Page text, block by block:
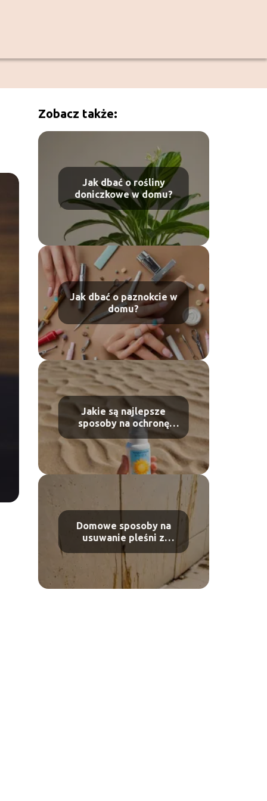
Zobacz także:
Jak dbać o rośliny
doniczkowe w domu?
Jak dbać o paznokcie w
domu?
Jakie są najlepsze
sposoby na ochronę
skóry przed słońcem?
Domowe sposoby na
usuwanie pleśni z
łazienki